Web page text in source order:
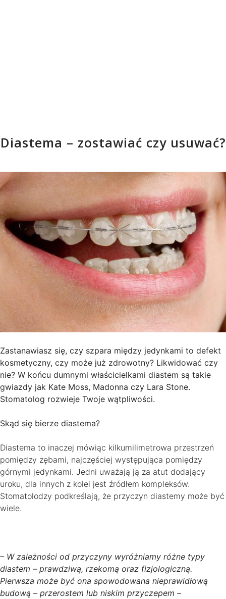
Diastema – zostawiać czy usuwać?
Zastanawiasz się, czy szpara między jedynkami to defekt
kosmetyczny, czy może już zdrowotny? Likwidować czy
nie? W końcu dumnymi właścicielkami diastem są takie
gwiazdy jak Kate Moss, Madonna czy Lara Stone.
Stomatolog rozwieje Twoje wątpliwości.
Skąd się bierze diastema?
Diastema to inaczej mówiąc kilkumilimetrowa przestrzeń
pomiędzy zębami, najczęściej występująca pomiędzy
górnymi jedynkami. Jedni uważają ją za atut dodający
uroku, dla innych z kolei jest źródłem kompleksów.
Stomatolodzy podkreślają, że przyczyn diastemy może być
wiele.
– W zależności od przyczyny wyróżniamy różne typy
diastem – prawdziwą, rzekomą oraz fizjologiczną.
Pierwsza może być ona spowodowana nieprawidłową
budową – przerostem lub niskim przyczepem –